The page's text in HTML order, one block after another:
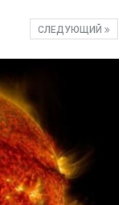
СЛЕДУЮЩИЙ